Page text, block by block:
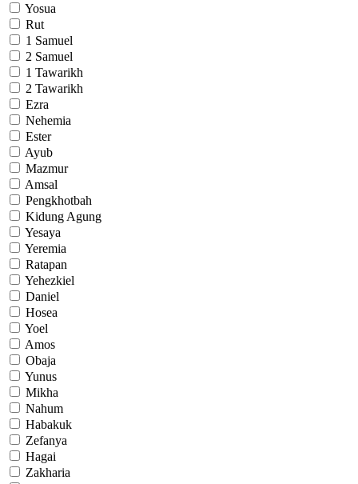
Yosua
Rut
1 Samuel
2 Samuel
1 Tawarikh
2 Tawarikh
Ezra
Nehemia
Ester
Ayub
Mazmur
Amsal
Pengkhotbah
Kidung Agung
Yesaya
Yeremia
Ratapan
Yehezkiel
Daniel
Hosea
Yoel
Amos
Obaja
Yunus
Mikha
Nahum
Habakuk
Zefanya
Hagai
Zakharia